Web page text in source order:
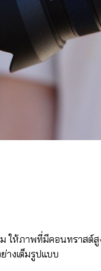
ให้ภาพที่มีคอนทราส
างเต็มรูปแบบ